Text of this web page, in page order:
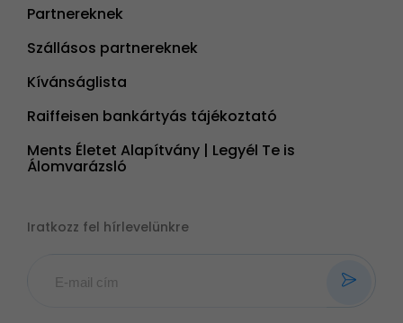
Partnereknek
Szállásos partnereknek
Kívánságlista
Raiffeisen bankártyás tájékoztató
Ments Életet Alapítvány | Legyél Te is
Álomvarázsló
Iratkozz fel hírlevelünkre